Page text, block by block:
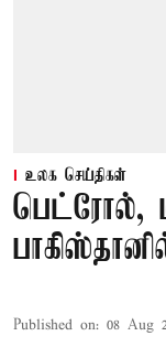
உலக செய்திகள்
பெட்ரோல்,
Published on: 08 Aug